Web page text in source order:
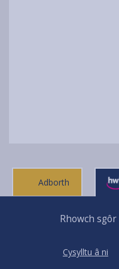
Adborth
Rhowch sgôr
0
Stars
Cysylltu â ni